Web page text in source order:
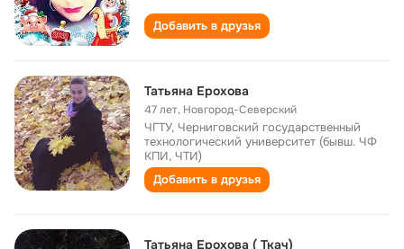
Добавить в друзья
Татьяна Ерохова
47 лет, Новгород-Северский
ЧГТУ, Черниговский государственный
технологический университет (бывш. ЧФ
КПИ, ЧТИ)
Добавить в друзья
Татьяна Ерохова ( Ткач)